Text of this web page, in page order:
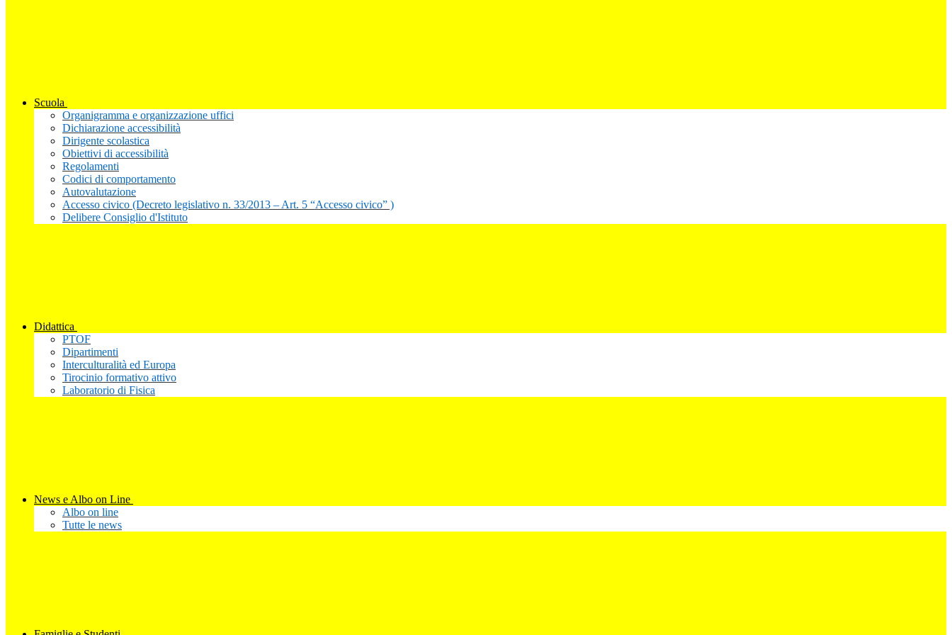
Scuola
Organigramma e organizzazione uffici
Dichiarazione accessibilità
Dirigente scolastica
Obiettivi di accessibilità
Regolamenti
Codici di comportamento
Autovalutazione
Accesso civico (Decreto legislativo n. 33/2013 – Art. 5 “Accesso civico” )
Delibere Consiglio d'Istituto
Didattica
PTOF
Dipartimenti
Interculturalità ed Europa
Tirocinio formativo attivo
Laboratorio di Fisica
News e Albo on Line
Albo on line
Tutte le news